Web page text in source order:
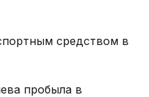
средством в
пробыла в